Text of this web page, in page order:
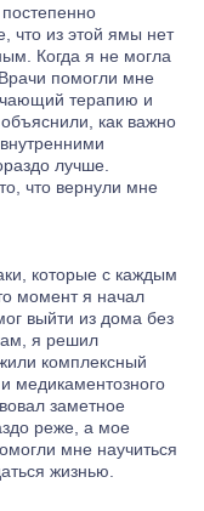
что из этой ямы нет
Когда я не могла
помогли мне
терапию и
как важно
лучше.
что вернули мне
которые с каждым
момент я начал
выйти из дома без
я решил
комплексный
медикаментозного
заметное
реже, а мое
мне научиться
жизнью.